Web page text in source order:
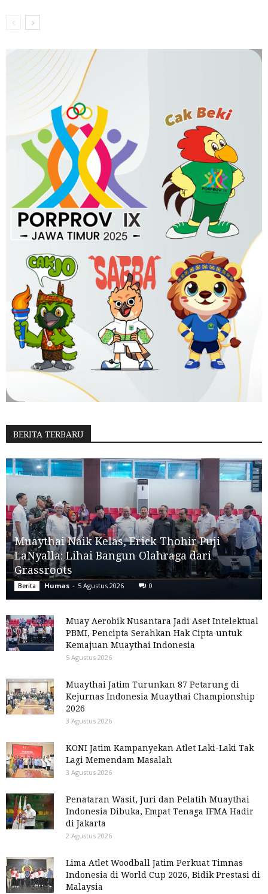
BERITA TERBARU
Muaythai Naik Kelas, Erick Thohir Puji
LaNyalla: Lihai Bangun Olahraga dari
Grassroots
Berita Humas - 5 Agustus 2026 0
Muay Aerobik Nusantara Jadi Aset Intelektual
PBMI, Pencipta Serahkan Hak Cipta untuk
Kemajuan Muaythai Indonesia
5 Agustus 2026
Muaythai Jatim Turunkan 87 Petarung di
Kejurnas Indonesia Muaythai Championship
2026
3 Agustus 2026
KONI Jatim Kampanyekan Atlet Laki-Laki Tak
Lagi Memendam Masalah
3 Agustus 2026
Penataran Wasit, Juri dan Pelatih Muaythai
Indonesia Dibuka, Empat Tenaga IFMA Hadir
di Jakarta
2 Agustus 2026
Lima Atlet Woodball Jatim Perkuat Timnas
Indonesia di World Cup 2026, Bidik Prestasi di
Malaysia